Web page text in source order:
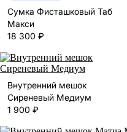
Сумка Фисташковый Таб
Макси
18 300 ₽
Внутренний мешок
Сиреневый Медиум
1 900 ₽